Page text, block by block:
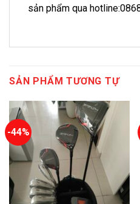
sản phẩm qua
SẢN PHẨM TƯƠNG TỰ
-44%